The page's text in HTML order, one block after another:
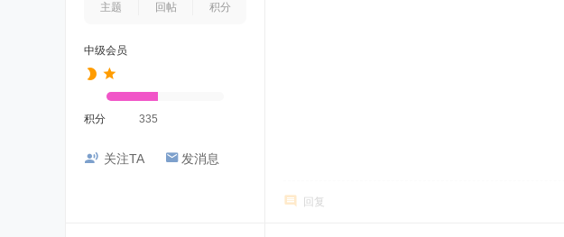
主题
回帖
积分
中级会员
积分 335
关注TA 发消息
回复